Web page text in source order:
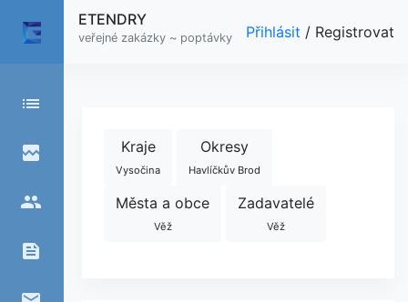
list
broken_image
people
feed
ETENDRY
veřejné zakázky ~ poptávky Přihlásit / Registrovat
Kraje
Vysočina
Okresy
Havlíčkův Brod
Města a obce
Věž
Zadavatelé
Věž